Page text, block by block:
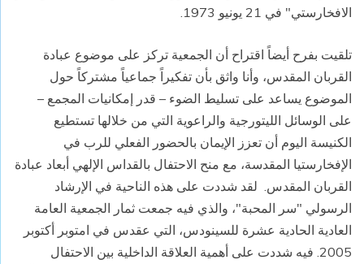
الافخارستي" في 21 يونيو 1973.
تلقيت بفرح أيضاً اقتراح أن الجمعية تركز على موضوع عبادة
القربان المقدس، وأنا واثق بأن تفكيراً جماعياً مشتركاً حول
الموضوع يساعد على تسليط الضوء – قدر إمكانيات المجمع –
على الوسائل الليتورجية والراعوية التي من خلالها تستطيع
الكنيسة اليوم أن تعزز الإيمان بالحضور الفعلي للرب في
الإفخارستيا المقدسة، مع منح الاحتفال بالقداس الإلهي أبعاد عبادة
القربان المقدس. لقد شددت على هذه الناحية في الإرشاد
الرسولي "سر المحبة"، والذي فيه جمعت ثمار الجمعية العامة
العادية الحادية عشرة للسينودس، التي عقدس في امتوبر أكتوبر
2005. فيه شددت على أهمية العلاقة الداخلية بين الاحتفال